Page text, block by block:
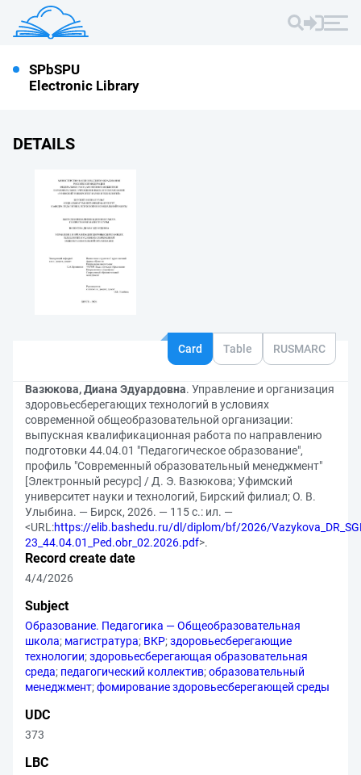
SPbSPU
Electronic Library
DETAILS
Card Table RUSMARC
Вазюкова, Диана Эдуардовна. Управление и организация
здоровьесберегающих технологий в условиях
современной общеобразовательной организации:
выпускная квалификационная работа по направлению
подготовки 44.04.01 "Педагогическое образование",
профиль "Современный образовательный менеджмент"
[Электронный ресурс] / Д. Э. Вазюкова; Уфимский
университет науки и технологий, Бирский филиал; О. В.
Улыбина. — Бирск, 2026. — 115 с.: ил. —
<URL:https://elib.bashedu.ru/dl/diplom/bf/2026/
23_44.04.01_Ped.obr_02.2026.pdf>.
Record create date
4/4/2026
Subject
Образование. Педагогика — Общеобразовательная
школа; магистратура; ВКР;здоровьесберегающие
технологии;здоровьесберегающая образовательная
среда; педагогический коллектив;образовательный
менеджмент;фомирование здоровьесберегающей среды
UDC
373
LBC